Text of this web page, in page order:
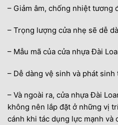
– Giảm âm, chống nhiệt tương
– Trọng lượng cửa nhẹ sẽ dễ
– Mẫu mã của cửa nhựa Đài
– Dễ dàng vệ sinh và phát
– Và ngoài ra, cửa nhựa Đài
không nên lắp đặt ở những vị
cánh khi tác dụng lực mạnh và